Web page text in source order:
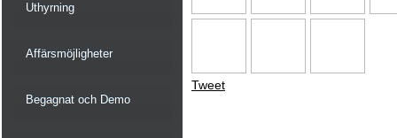
Uthyrning
Affärsmöjligheter
Begagnat och Demo
Tweet